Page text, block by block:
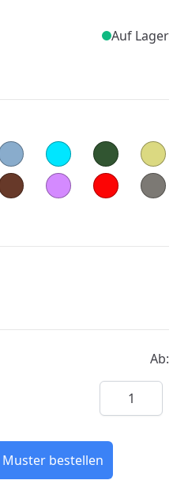
Auf Lager
Ab:
Menge
Muster bestellen